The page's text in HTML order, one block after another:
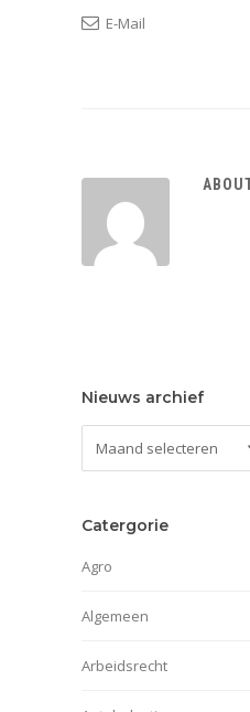
E-Mail
Nieuws archief
Catergorie
Agro
Algemeen
Arbeidsrecht